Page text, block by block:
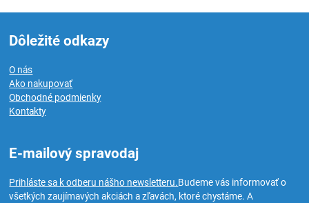
Dôležité odkazy
O nás
Ako nakupovať
Obchodné podmienky
Kontakty
E-mailový spravodaj
Prihláste sa k odberu nášho newsletteru.Budeme vás informovať o
všetkých zaujímavých akciách a zľavách, ktoré chystáme. A